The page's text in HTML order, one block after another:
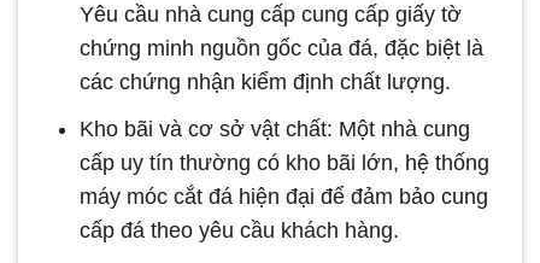
Yêu cầu nhà cung cấp cung cấp giấy tờ
chứng minh nguồn gốc của đá, đặc biệt là
các chứng nhận kiểm định chất lượng.
Kho bãi và cơ sở vật chất: Một nhà cung
cấp uy tín thường có kho bãi lớn, hệ thống
máy móc cắt đá hiện đại để đảm bảo cung
cấp đá theo yêu cầu khách hàng.